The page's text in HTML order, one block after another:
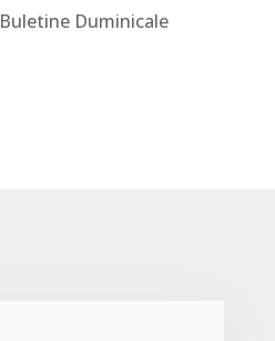
Buletine Duminicale